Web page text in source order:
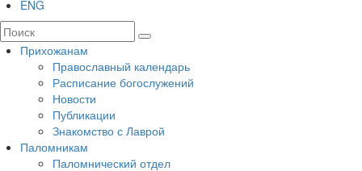
ENG
Прихожанам
Православный календарь
Расписание богослужений
Новости
Публикации
Знакомство с Лаврой
Паломникам
Паломнический отдел